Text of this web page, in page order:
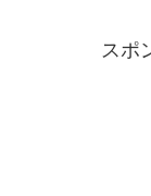
スポ